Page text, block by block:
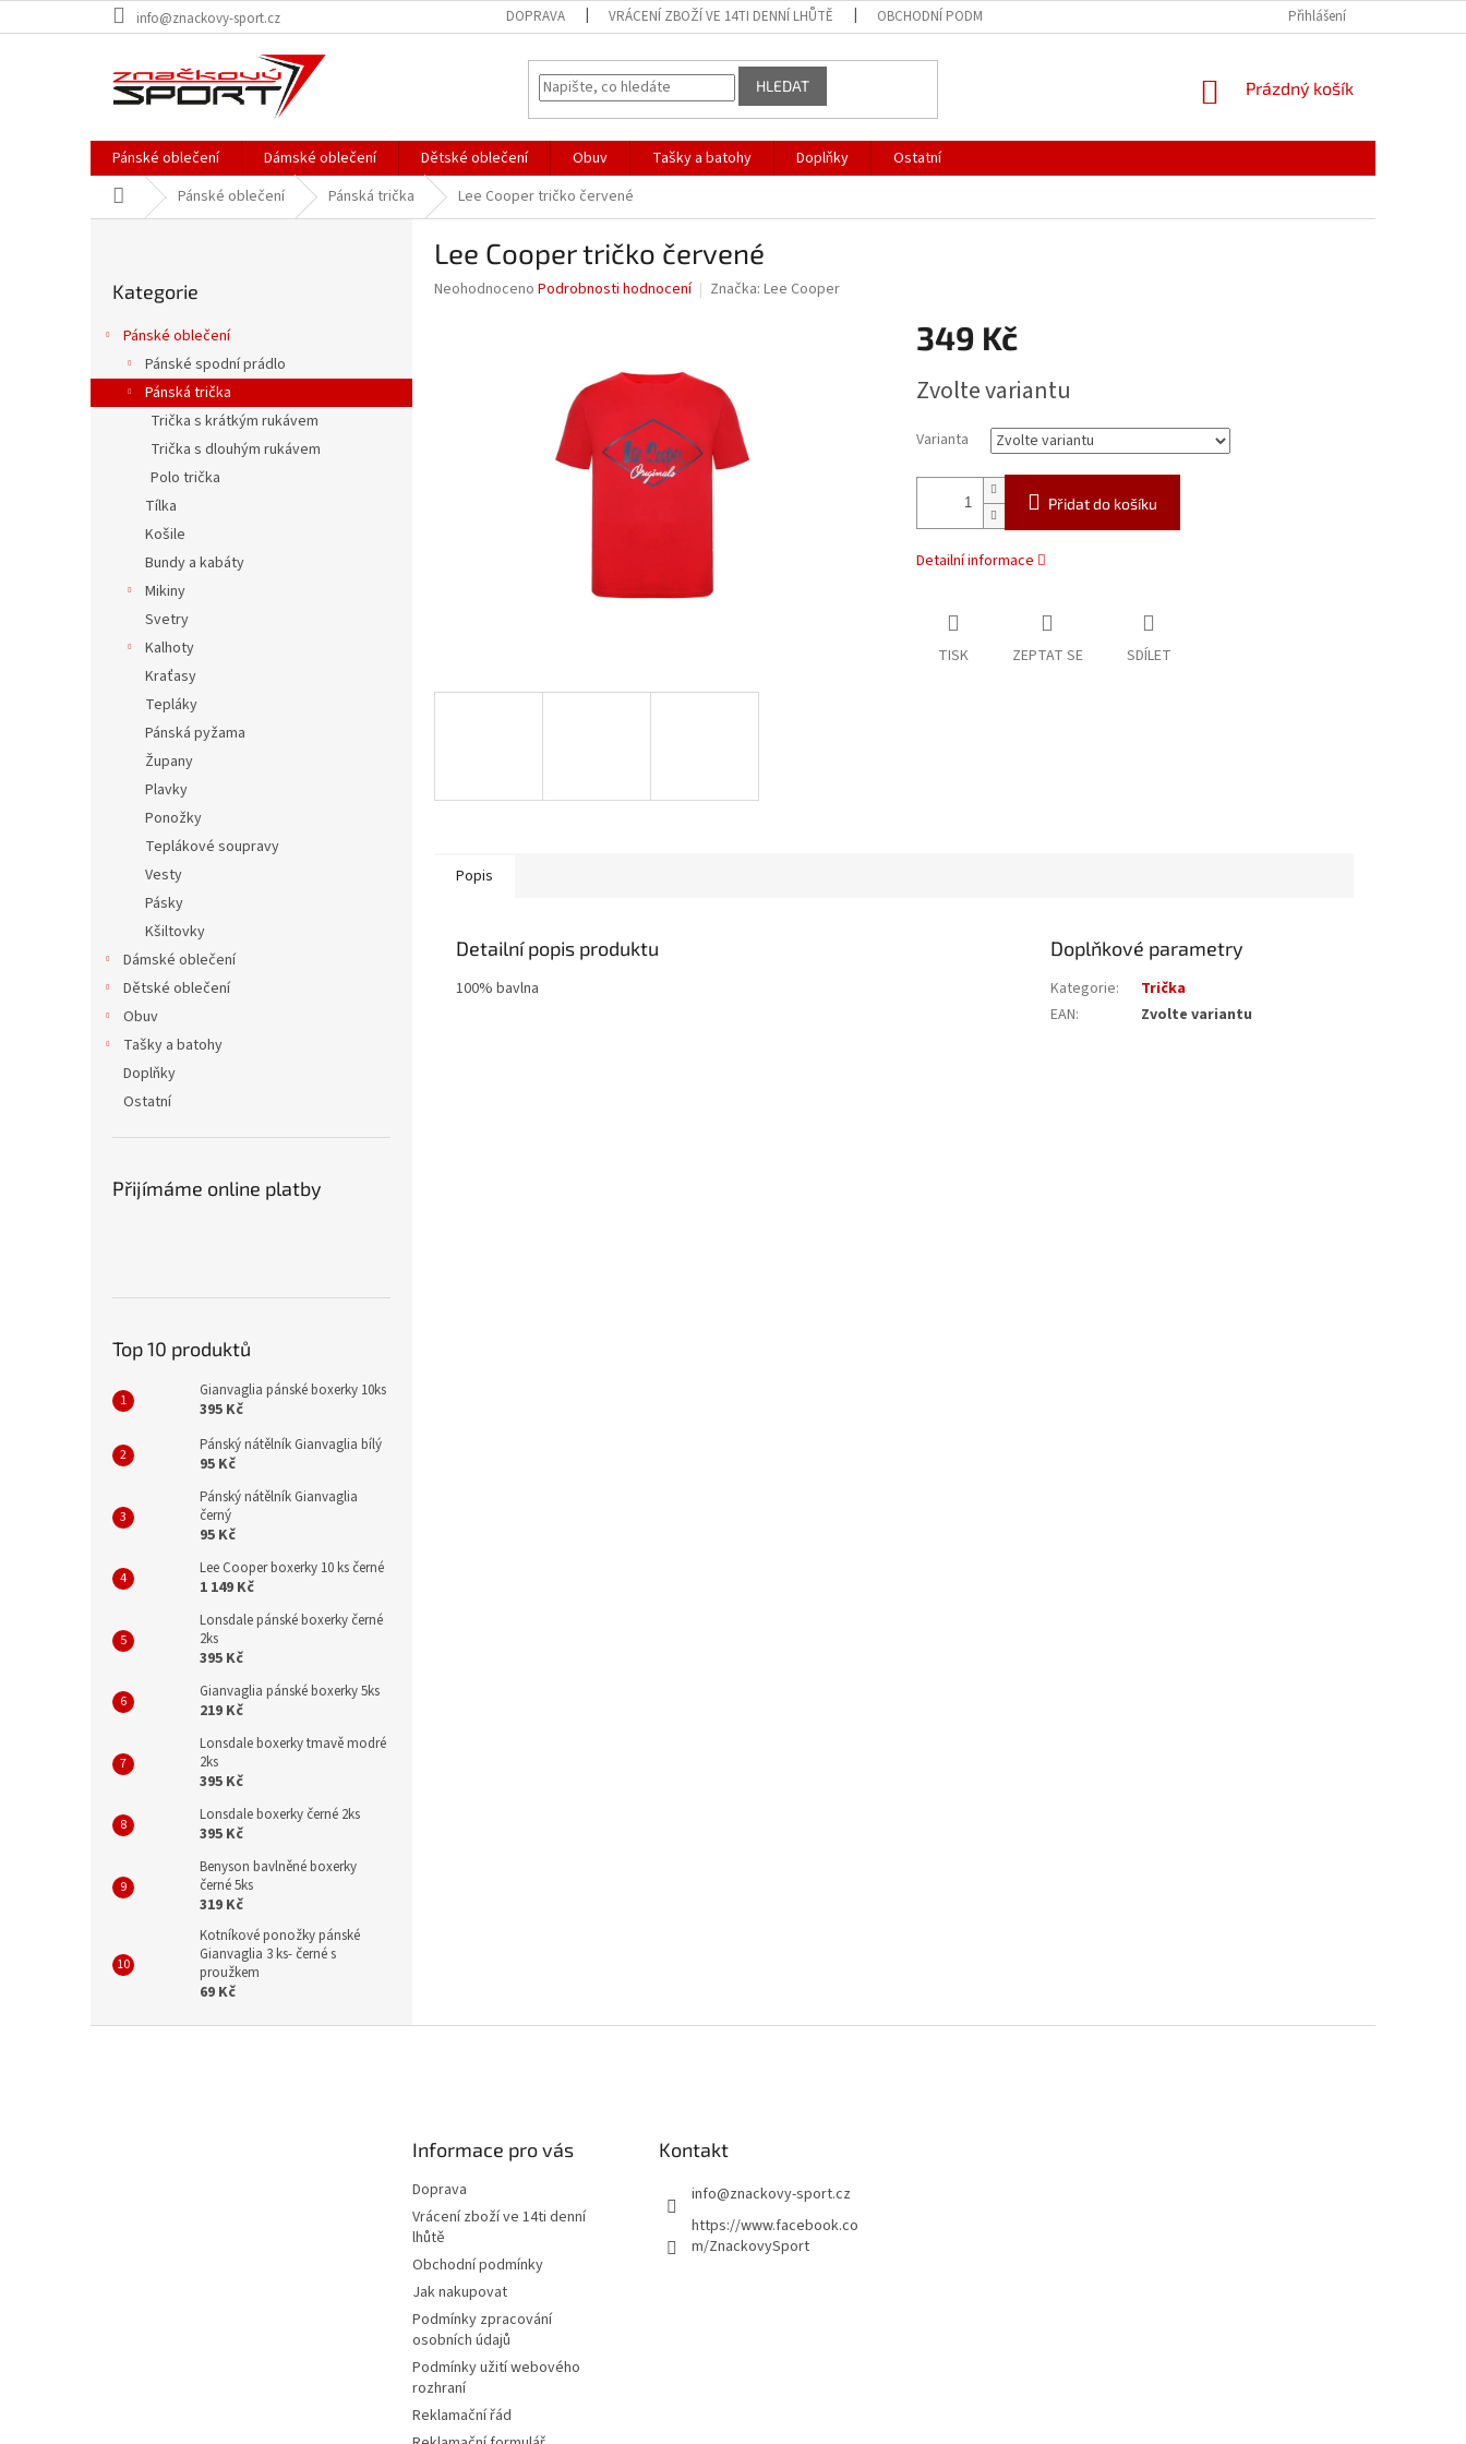
na
info@znackovy-sport.cz DOPRAVA VRÁCENÍ ZBOŽÍ VE 14TI DENNÍ LHŮTĚ OBCHODNÍ PODMÍNKY PODMÍNKY ZPRACOVÁNÍ OSOBNÍCH ÚDAJŮ
Přihlášení
HLEDAT
NÁKUPNÍ
Prázdný košík
Pánské oblečení Dámské oblečení Dětské oblečení Obuv Tašky a batohy Doplňky
Ostatní
Domů Pánské oblečení Pánská trička Lee Cooper tričko červené
n
kategorie
Kategorie
Pánské oblečení
Pánské spodní prádlo
Pánská trička
Trička s krátkým rukávem
Trička s dlouhým rukávem
Polo trička
Tílka
Košile
Bundy a kabáty
Mikiny
Svetry
Kalhoty
Kraťasy
Tepláky
Pánská pyžama
Župany
Plavky
Ponožky
Teplákové soupravy
Vesty
Pásky
Kšiltovky
Dámské oblečení
Dětské oblečení
Obuv
Tašky a batohy
Doplňky
Ostatní
Přijímáme online platby
Top 10 produktů
Gianvaglia pánské boxerky 10ks
395 Kč
Pánský nátělník Gianvaglia bílý
95 Kč
Pánský nátělník Gianvaglia
černý
95 Kč
Lee Cooper boxerky 10 ks černé
1 149 Kč
Lonsdale pánské boxerky černé
2ks
395 Kč
Gianvaglia pánské boxerky 5ks
219 Kč
Lonsdale boxerky tmavě modré
2ks
395 Kč
Lonsdale boxerky černé 2ks
395 Kč
Benyson bavlněné boxerky
černé 5ks
319 Kč
Kotníkové ponožky pánské
Gianvaglia 3 ks- černé s
proužkem
69 Kč
Lee Cooper tričko červené
Průměrné
Neohodnoceno Podrobnosti hodnocení Značka: Lee Cooper
349 Kč
cena:
Zvolte variantu
Varianta
Přidat do košíku
Detailní informace
TISK ZEPTAT SE SDÍLET
Popis
Detailní popis produktu
100% bavlna
Doplňkové parametry
Kategorie:
Trička
EAN: Zvolte variantu
Informace pro vás
Doprava
Vrácení zboží ve 14ti denní
lhůtě
Obchodní podmínky
Jak nakupovat
Podmínky zpracování
osobních údajů
Podmínky užití webového
rozhraní
Reklamační řád
Kontakt
info@znackovy-sport.cz
https://www.facebook.co
m/ZnackovySport